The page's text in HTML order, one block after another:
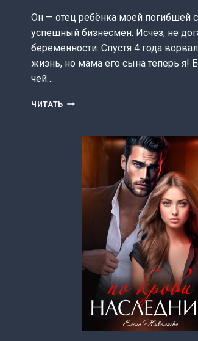
Он — отец ребёнка моей погибшей
успешный бизнесмен. Исчез, не
беременности. Спустя 4 года
жизнь, но мама его сына теперь я!
чей…
ЧИТАТЬ РАЗВЕРНУТЬСЯ